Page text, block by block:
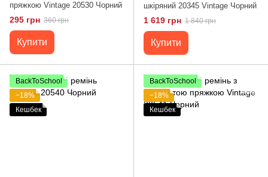
пряжкою Vintage 20530 Чорний
295 грн 360 грн
Купити
шкіряний 20345 Vintage Чорний
1 619 грн 1 840 грн
Купити
BackToSchool
−18%
Кешбек
BackToSchool
−18%
Кешбек